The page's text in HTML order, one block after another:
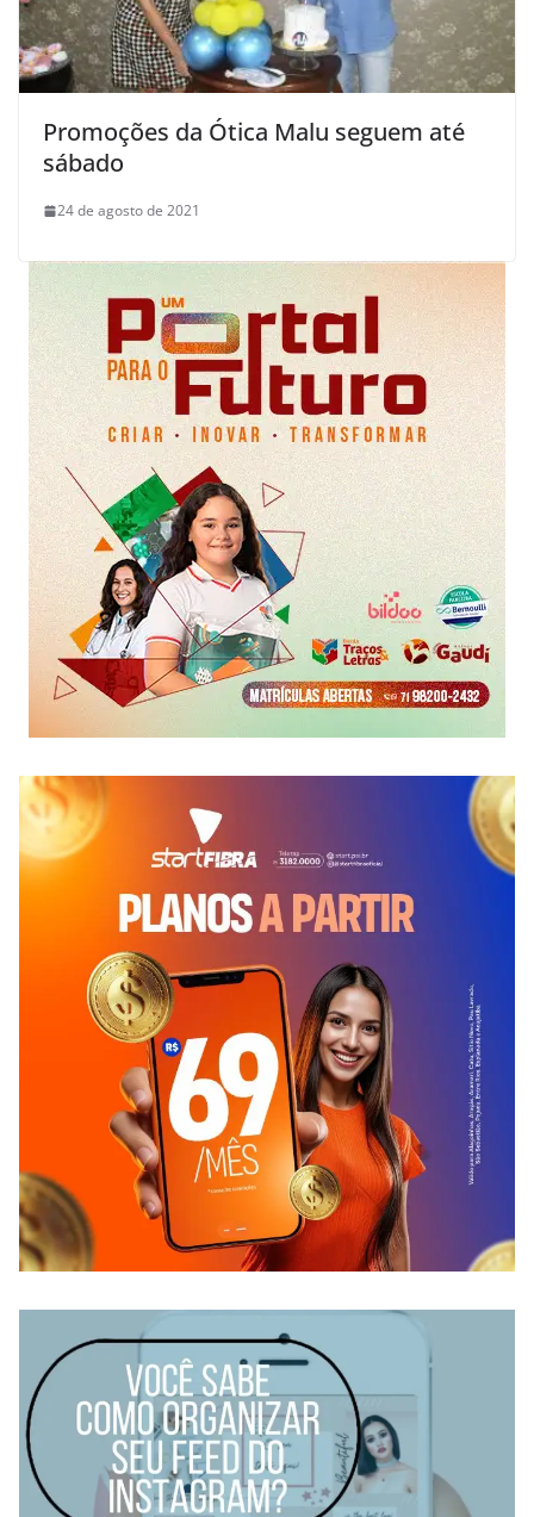
Promoções da Ótica Malu seguem até
sábado
24 de agosto de 2021